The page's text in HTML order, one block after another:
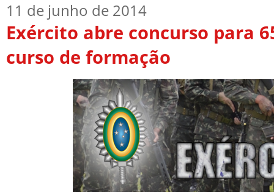
11 de junho de 2014
Exército abre concurso para
curso de formação